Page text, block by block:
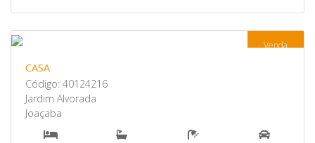
Venda
CASA
Código: 40124216
Jardim Alvorada
Joaçaba